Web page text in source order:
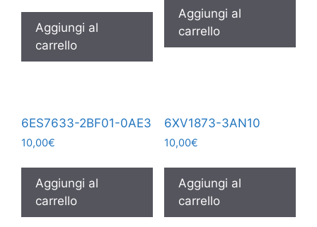
Aggiungi al
carrello
Aggiungi al
carrello
6ES7633-2BF01-0AE3
10,00€
Aggiungi al
carrello
6XV1873-3AN10
10,00€
Aggiungi al
carrello